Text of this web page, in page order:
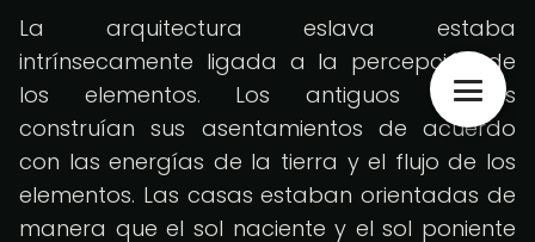
La arquitectura eslava estaba
intrínsecamente ligada a la percepción de
los elementos. Los antiguos eslavos
construían sus asentamientos de acuerdo
con las energías de la tierra y el flujo de los
elementos. Las casas estaban orientadas de
manera que el sol naciente y el sol poniente